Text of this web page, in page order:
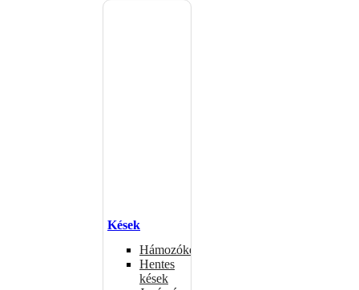
Kések
Hámozókések
Hentes
kések